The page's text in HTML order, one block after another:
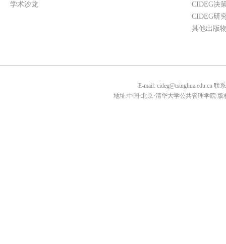
学术沙龙
CIDEG决
CIDEG研
其他出版
E-mail: cideg@tsinghua.edu.cn 联
地址:中国·北京·清华大学公共管理学院